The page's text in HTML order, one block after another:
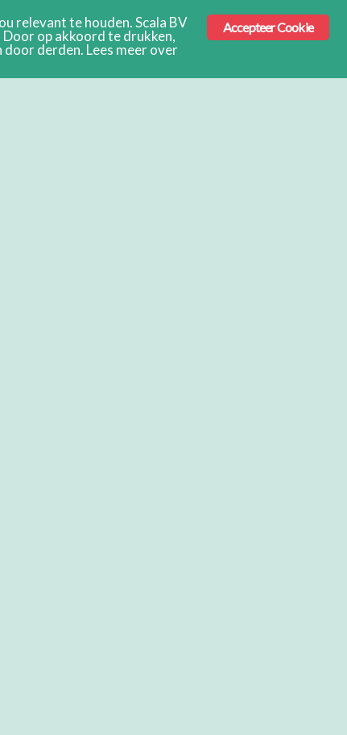
Accepteer Cookie
relevant te houden. Scala BV
op akkoord te drukken,
derden. Lees meer over